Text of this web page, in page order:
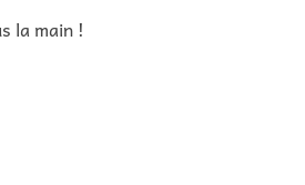
la main !